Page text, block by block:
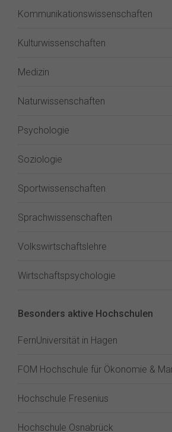
Kommunikationswissenschaften
Kulturwissenschaften
Medizin
Naturwissenschaften
Psychologie
Soziologie
Sportwissenschaften
Sprachwissenschaften
Volkswirtschaftslehre
Wirtschaftspsychologie
Besonders aktive Hochschulen
FernUniversität in Hagen
FOM Hochschule für Ökonomie &
Hochschule Fresenius
Hochschule Osnabrück